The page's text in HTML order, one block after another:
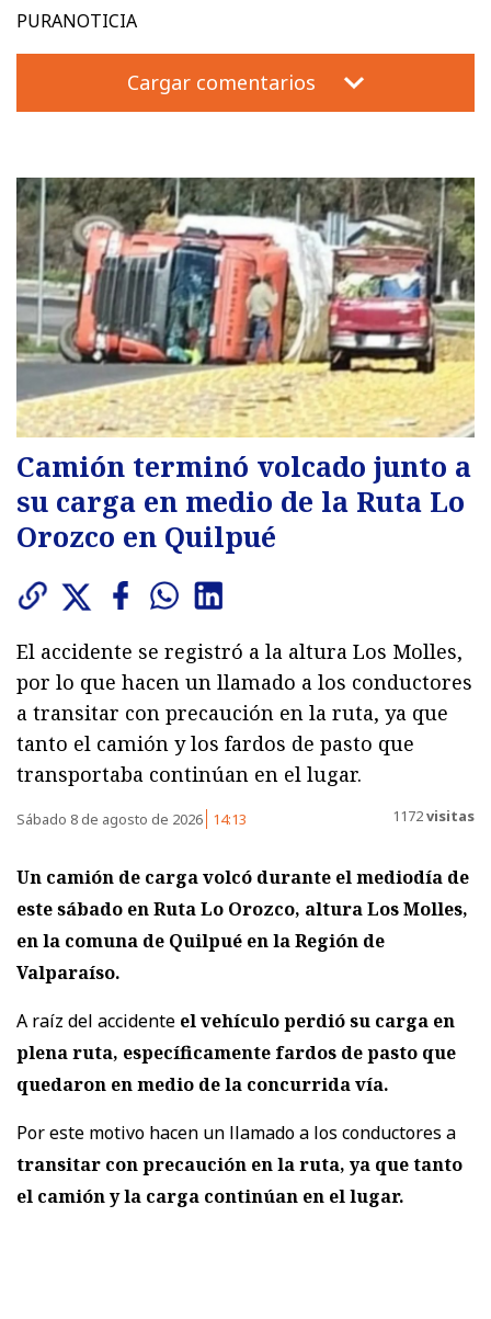
PURANOTICIA
Cargar comentarios
Camión terminó volcado junto a
su carga en medio de la Ruta Lo
Orozco en Quilpué
El accidente se registró a la altura Los Molles,
por lo que hacen un llamado a los conductores
a transitar con precaución en la ruta, ya que
tanto el camión y los fardos de pasto que
transportaba continúan en el lugar.
Sábado 8 de agosto de 2026 14:13 1172visitas
Un camión de carga volcó durante el mediodía de
este sábado en Ruta Lo Orozco, altura Los Molles,
en la comuna de Quilpué en la Región de
Valparaíso.
A raíz del accidente el vehículo perdió su carga en
plena ruta, específicamente fardos de pasto que
quedaron en medio de la concurrida vía.
Por este motivo hacen un llamado a los conductores a
transitar con precaución en la ruta, ya que tanto
el camión y la carga continúan en el lugar.